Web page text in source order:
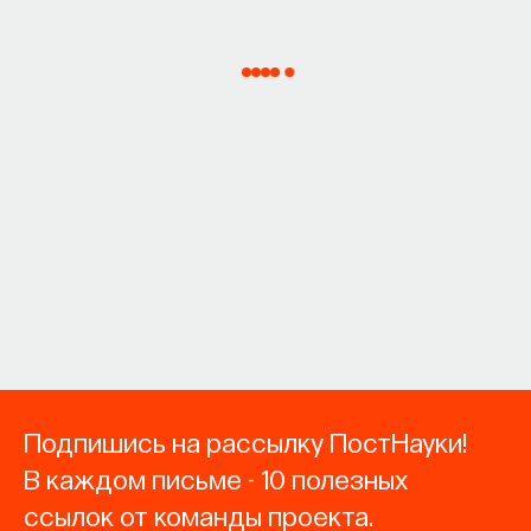
Подпишись на рассылку ПостНауки!
В каждом письме - 10 полезных
ссылок от команды проекта.